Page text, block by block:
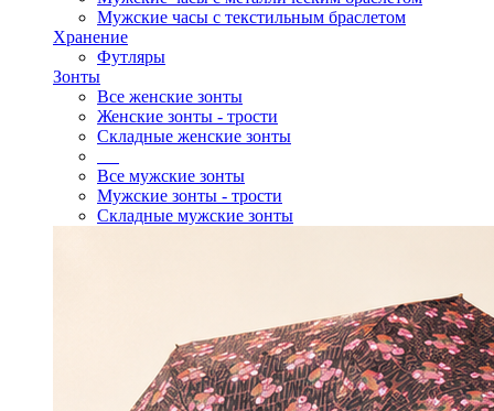
Мужские часы с текстильным браслетом
Хранение
Футляры
Зонты
Все женские зонты
Женские зонты - трости
Складные женские зонты
Все мужские зонты
Мужские зонты - трости
Складные мужские зонты